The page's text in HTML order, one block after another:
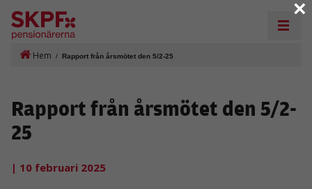
Hem / Rapport från årsmötet den 5/2-25
Rapport från årsmötet den 5/2-
25
| 10 februari 2025
×